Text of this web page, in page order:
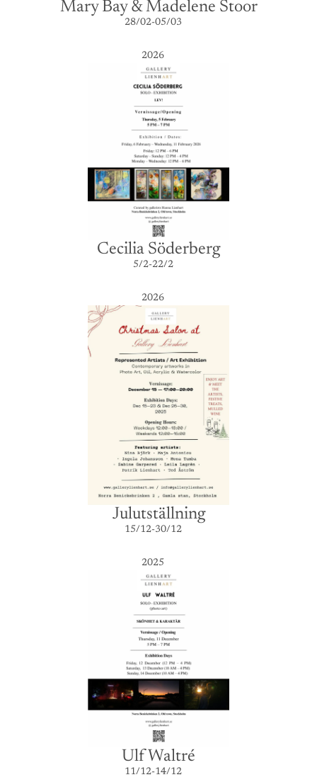
Mary Bay & Madelene Stoor
28/02-05/03
2026
Cecilia Söderberg
5/2-22/2
2026
Julutställning
15/12-30/12
2025
Ulf Waltré
11/12-14/12